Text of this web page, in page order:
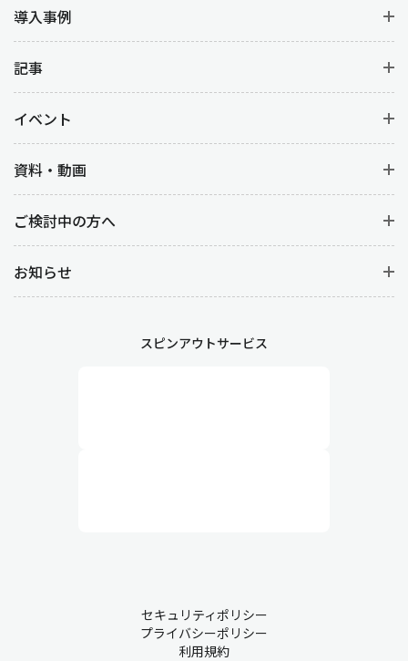
導入事例
記事
イベント
資料・動画
ご検討中の方へ
お知らせ
スピンアウトサービス
セキュリティポリシー
プライバシーポリシー
利用規約